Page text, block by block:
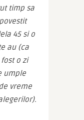
timp sa
45 si o
au (ca
o zi
umple
vreme